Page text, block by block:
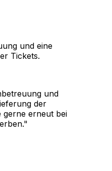
und eine
Tickets.
und
der
gerne erneut bei